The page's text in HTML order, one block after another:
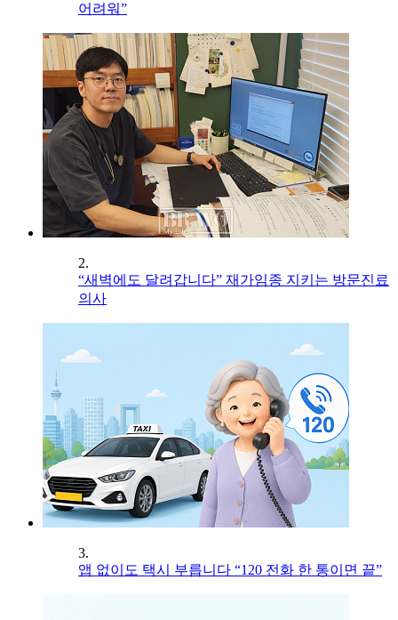
어려워”
2.
“새벽에도 달려갑니다” 재가임종 지키는 방문진료
의사
3.
앱 없이도 택시 부릅니다 “120 전화 한 통이면 끝”